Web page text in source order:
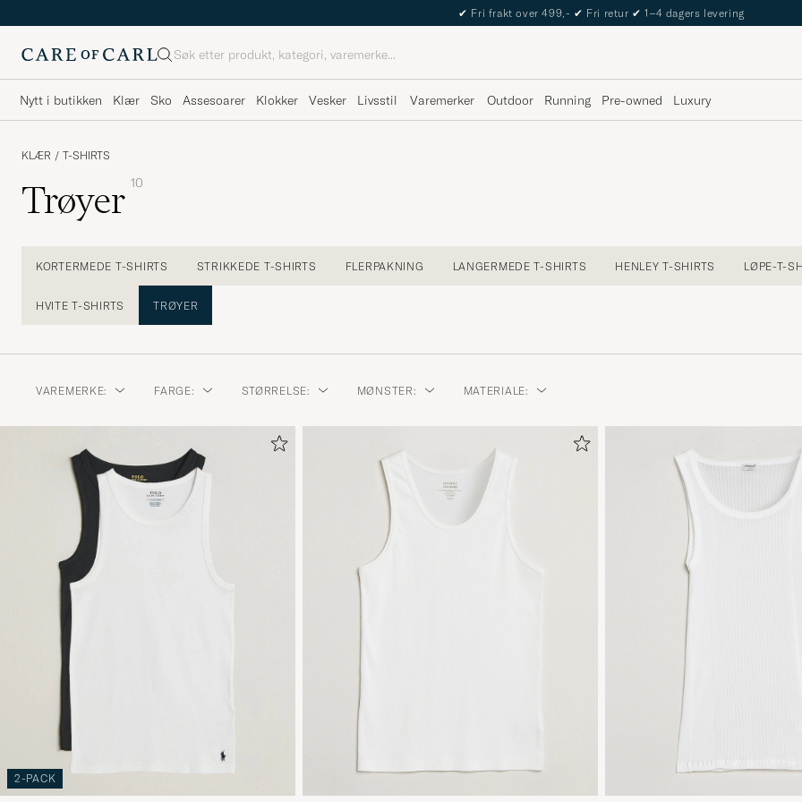
✔ Fri frakt over 499,- ✔ Fri retur ✔ 1–4 dagers levering
Søk
Nytt i butikken Klær Sko Assesoarer Klokker Vesker Livsstil Varemerker Outdoor Running Pre-owned Luxury
KLÆR / T-SHIRTS
Trøyer 10
KORTERMEDE T-SHIRTS STRIKKEDE T-SHIRTS FLERPAKNING LANGERMEDE T-SHIRTS HENLEY T-SHIRTS LØPE-T-
HVITE T-SHIRTS TRØYER
VAREMERKE: FARGE: STØRRELSE: MØNSTER: MATERIALE:
2-PACK